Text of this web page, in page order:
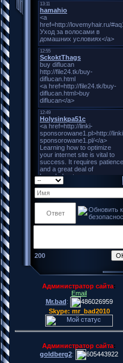
200
Администратор сайта:
Email
Mr.bad:
486026959
Skype: mr_bad2010
Администратор сайта:
goldberg2: 605443922